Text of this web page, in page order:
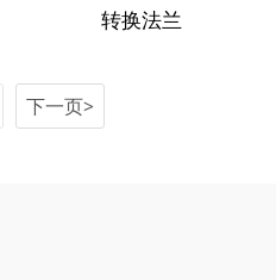
转换法兰
下一页>